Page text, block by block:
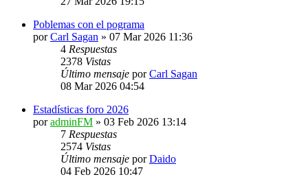
Poblemas con el pograma
porCarl Sagan » 07 Mar 2026 11:36
4 Respuestas
2378 Vistas
Último mensaje porCarl Sagan
08 Mar 2026 04:54
Estadísticas foro 2026
poradminFM » 03 Feb 2026 13:14
7 Respuestas
2574 Vistas
Último mensaje porDaido
04 Feb 2026 10:47